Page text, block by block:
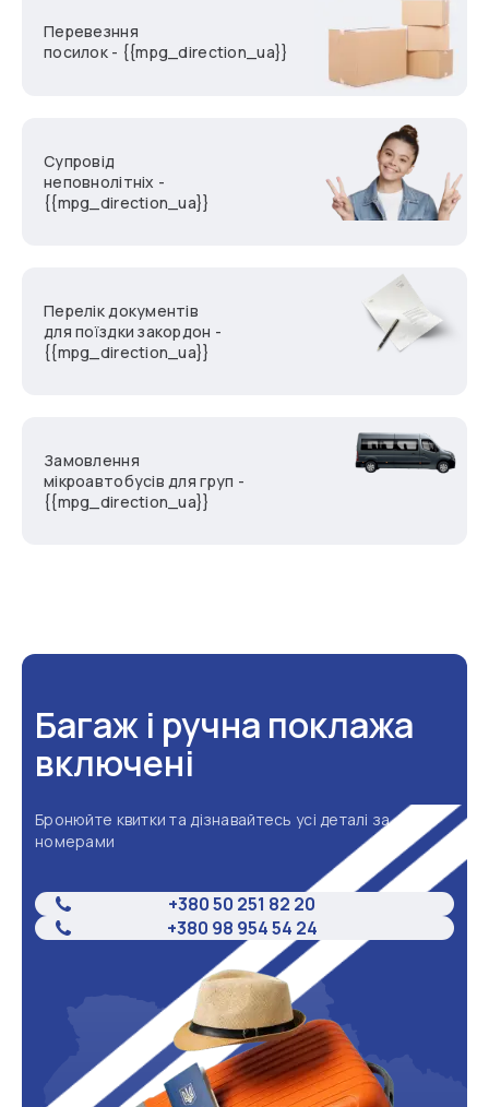
Перевезння
посилок - {{mpg_direction_ua}}
Супровід
неповнолітніх -
{{mpg_direction_ua}}
Перелік документів
для поїздки закордон -
{{mpg_direction_ua}}
Замовлення
мікроавтобусів для груп -
{{mpg_direction_ua}}
Багаж і ручна поклажа
включені
Бронюйте квитки та дізнавайтесь усі деталі за
номерами
+380 50 251 82 20
+380 98 954 54 24